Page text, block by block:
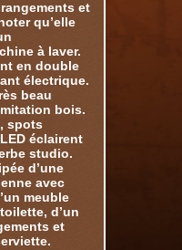
et
qu’elle
à laver.
en double
électrique.
beau
bois.
spots
éclairent
studio.
d’une
avec
meuble
d’un
et